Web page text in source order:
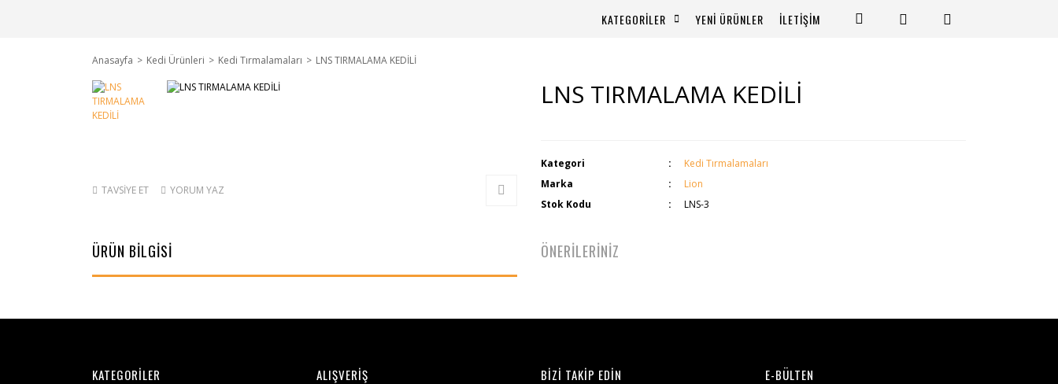
KATEGORİLER YENİ ÜRÜNLER İLETİŞİM
Anasayfa Kedi Ürünleri Kedi Tırmalamaları LNS TIRMALAMA KEDİLİ
TAVSİYE ET YORUM YAZ
LNS TIRMALAMA KEDİLİ
Kategori
Kedi Tırmalamaları
Marka
Lion
Stok Kodu
LNS-3
ÜRÜN BİLGİSİ ÖNERİLERİNİZ
KATEGORİLER ALIŞVERİŞ BİZİ TAKİP EDİN E-BÜLTEN